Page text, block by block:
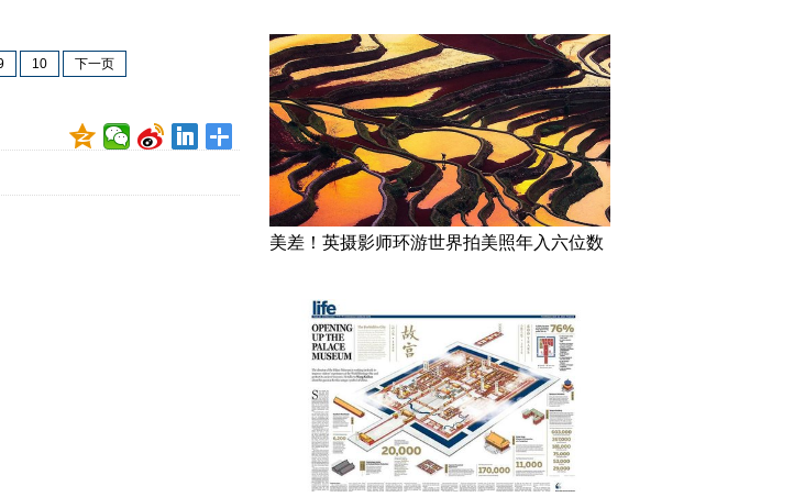
10 下一页
美差！英摄影师环游世界拍美照年入六位数